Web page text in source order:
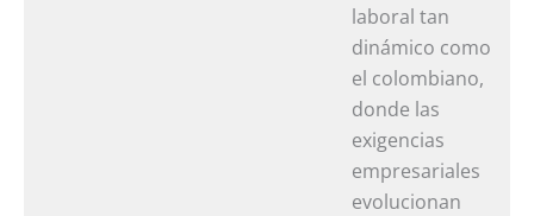
laboral tan
dinámico como
el colombiano,
donde las
exigencias
empresariales
evolucionan